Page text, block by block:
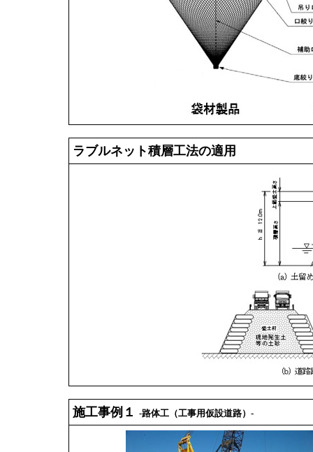
ラブルネット積層工法の適用
施工事例１ -路体工（工事用仮設道路）-